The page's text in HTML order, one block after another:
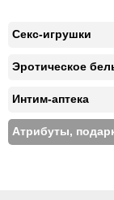
Секс-игрушки
Эротическое
Интим-аптека
Атрибуты,